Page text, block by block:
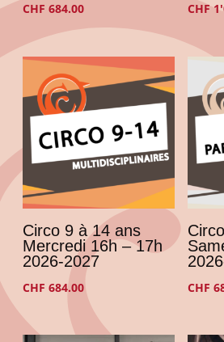
CHF 684.00 CHF
Circo 9 à 14 ans
Mercredi 16h – 17h
2026-2027
CHF 684.00 CHF